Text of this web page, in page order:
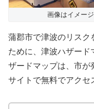
画像はイメー
蒲郡市で津波のリスク
ために、津波ハザード
ザードマップは、市が
サイトで無料でアクセ